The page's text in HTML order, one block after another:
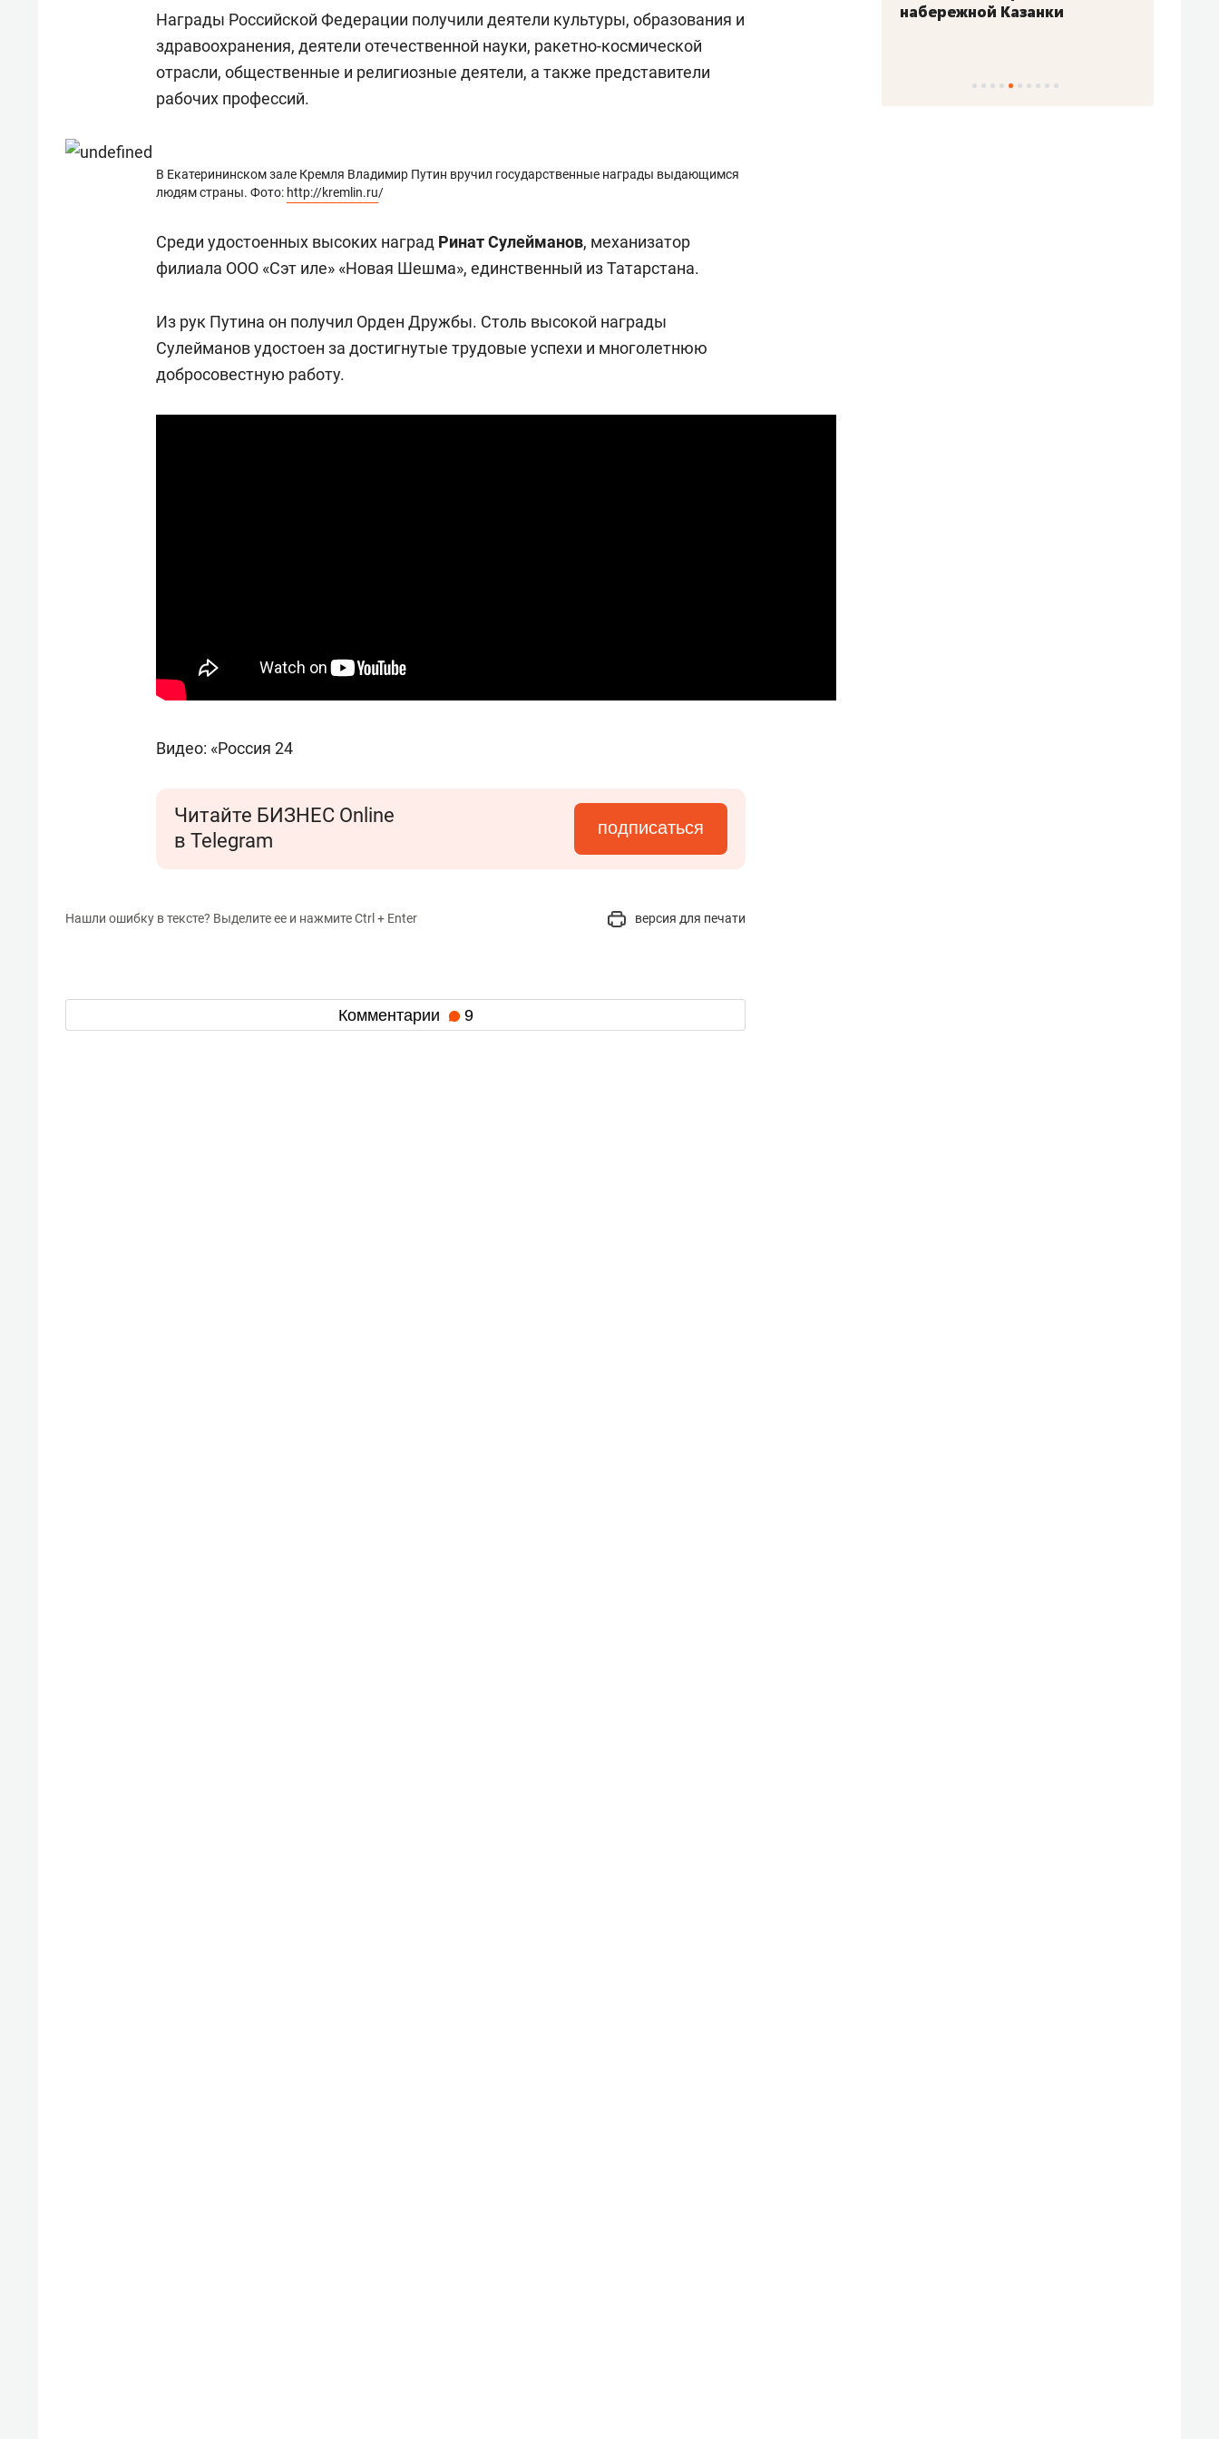
Награды Российской Федерации получили деятели культуры, образования и
здравоохранения, деятели отечественной науки, ракетно-космической
отрасли, общественные и религиозные деятели, а также представители
рабочих профессий.
В Екатерининском зале Кремля Владимир Путин вручил государственные награды выдающимся
людям страны. Фото: http://kremlin.ru/
Среди удостоенных высоких наград Ринат Сулейманов, механизатор
филиала ООО «Сэт иле» «Новая Шешма», единственный из Татарстана.
Из рук Путина он получил Орден Дружбы. Столь высокой награды
Сулейманов удостоен за достигнутые трудовые успехи и многолетнюю
добросовестную работу.
Видео: «Россия 24
Читайте БИЗНЕС Online
в Telegram
подписаться
Нашли ошибку в тексте? Выделите ее и нажмите Ctrl + Enter версия для печати
Комментарии 9
состоянием как основа
антихрупких команд
«Гонка Героев»
Казани
набережной Казанки